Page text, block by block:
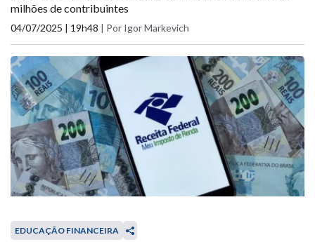
milhões de contribuintes
04/07/2025 | 19h48 | Por Igor Markevich
EDUCAÇÃO FINANCEIRA